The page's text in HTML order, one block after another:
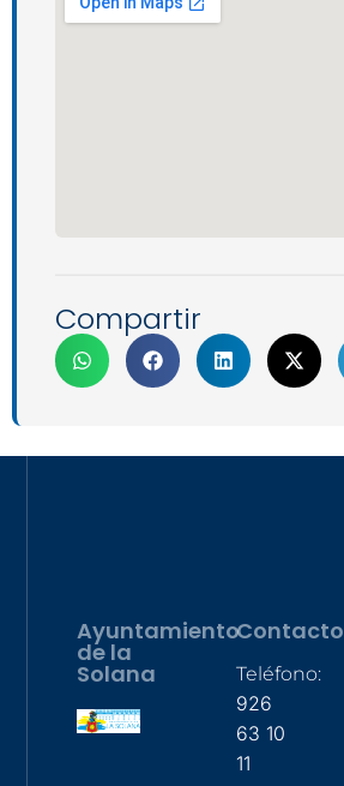
Compartir
Ayuntamiento
de la
Solana
Contacto
Teléfono:
926
63 10
11